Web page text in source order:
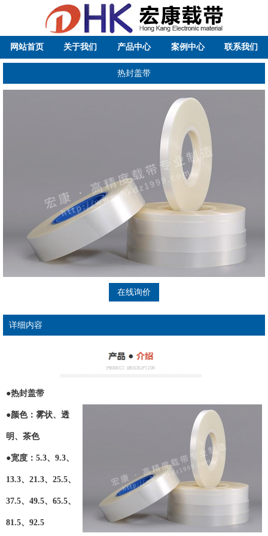
网站首页 关于我们 产品中心 案例中心 联系我们
热封盖带
在线询价
详细内容
●热封盖带
●颜色：雾状、透
明、茶色
●宽度：5.3、9.3、
13.3、21.3、25.5、
37.5、49.5、65.5、
81.5、92.5